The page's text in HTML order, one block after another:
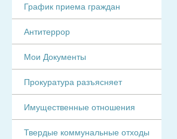
График приема граждан
Антитеррор
Мои Документы
Прокуратура разъясняет
Имущественные отношения
Твердые коммунальные отходы